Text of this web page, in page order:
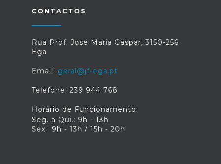
CONTACTOS
Rua Prof. José Maria Gaspar, 3150-256
Ega
Email: geral@jf-ega.pt
Telefone: 239 944 768
Horário de Funcionamento:
Seg. a Qui.: 9h - 13h
Sex.: 9h - 13h / 15h - 20h